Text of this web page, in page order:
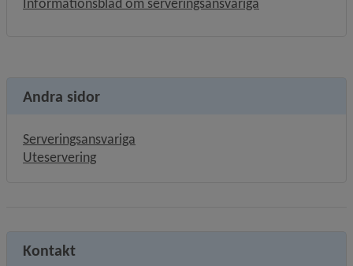
Andra sidor
Serveringsansvariga
Uteservering
Kontakt